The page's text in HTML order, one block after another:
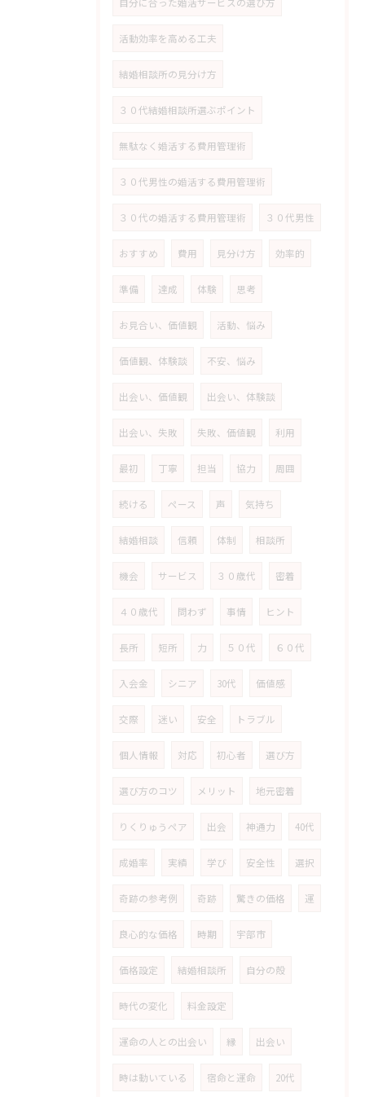
活動効率を高める工夫
結婚相談所の見分け方
３０代結婚相談所選ぶポイント
無駄なく婚活する費用管理術
３０代男性の婚活する費用管理術
３０代の婚活する費用管理術 ３０代男性
おすすめ 費用 見分け方 効率的
準備 達成 体験 思考
お見合い、価値観 活動、悩み
価値観、体験談 不安、悩み
出会い、価値観 出会い、体験談
出会い、失敗 失敗、価値観 利用
最初 丁寧 担当 協力 周囲
続ける ペース 声 気持ち
結婚相談 信頼 体制 相談所
機会 サービス ３０歳代 密着
４０歳代 問わず 事情 ヒント
長所 短所 力 ５０代 ６０代
入会金 シニア 30代 価値感
交際 迷い 安全 トラブル
個人情報 対応 初心者 選び方
選び方のコツ メリット 地元密着
りくりゅうペア 出会 神通力 40代
成婚率 実績 学び 安全性 選択
奇跡の参考例 奇跡 驚きの価格 運
良心的な価格 時期 宇部市
価格設定 結婚相談所 自分の殻
時代の変化 料金設定
運命の人との出会い 縁 出会い
時は動いている 宿命と運命 20代